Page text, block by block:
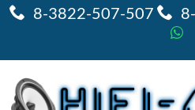
8-3822-507-507